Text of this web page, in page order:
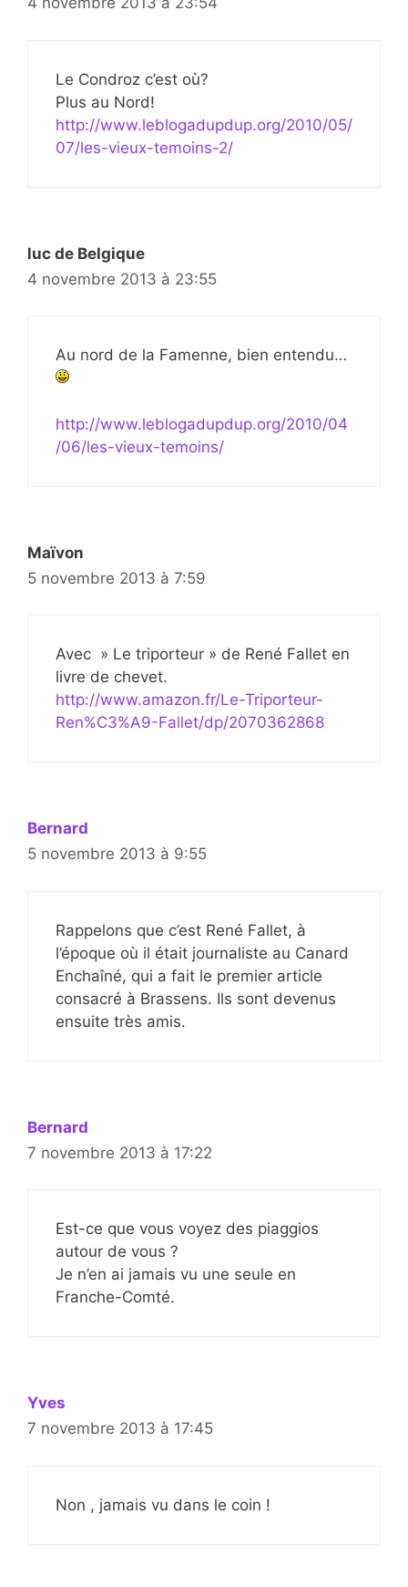
Le Condroz c’est où?
Plus au Nord!
http://www.leblogadupdup.org/2010/05/
07/les-vieux-temoins-2/
luc de Belgique
4 novembre 2013 à 23:55
Au nord de la Famenne, bien entendu…
http://www.leblogadupdup.org/2010/04
/06/les-vieux-temoins/
Maïvon
5 novembre 2013 à 7:59
Avec » Le triporteur » de René Fallet en
livre de chevet.
http://www.amazon.fr/Le-Triporteur-
Ren%C3%A9-Fallet/dp/2070362868
Bernard
5 novembre 2013 à 9:55
Rappelons que c’est René Fallet, à
l’époque où il était journaliste au Canard
Enchaîné, qui a fait le premier article
consacré à Brassens. Ils sont devenus
ensuite très amis.
Bernard
7 novembre 2013 à 17:22
Est-ce que vous voyez des piaggios
autour de vous ?
Je n’en ai jamais vu une seule en
Franche-Comté.
Yves
7 novembre 2013 à 17:45
Non , jamais vu dans le coin !